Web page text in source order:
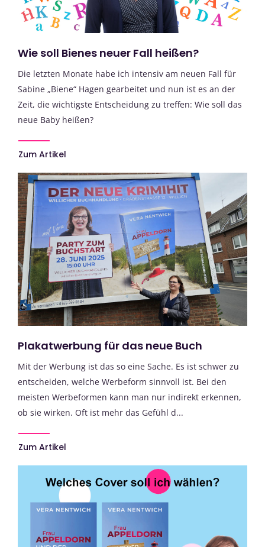
Wie soll Bienes neuer Fall heißen?
Die letzten Monate habe ich intensiv am neuen Fall für
Sabine „Biene“ Hagen gearbeitet und nun ist es an der
Zeit, die wichtigste Entscheidung zu treffen: Wie soll das
neue Baby heißen?
Zum Artikel
Plakatwerbung für das neue Buch
Mit der Werbung ist das so eine Sache. Es ist schwer zu
entscheiden, welche Werbeform sinnvoll ist. Bei den
meisten Werbeformen kann man nur indirekt erkennen,
ob sie wirken. Oft ist mehr das Gefühl d...
Zum Artikel